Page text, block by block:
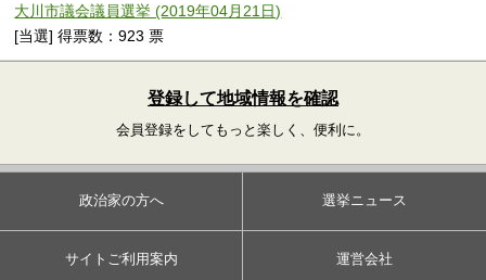
大川市議会議員選挙 (2019年04月21日)
[当選] 得票数：923 票
登録して地域情報を確認
会員登録をしてもっと楽しく、便利に。
政治家の方へ 選挙ニュース
サイトご利用案内 運営会社